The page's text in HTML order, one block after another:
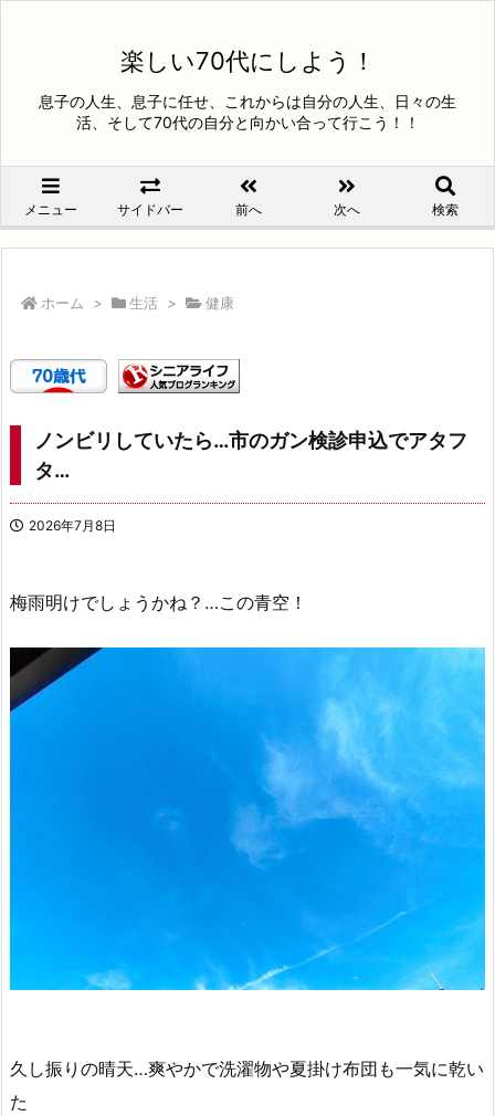
楽しい70代にしよう！
息子の人生、息子に任せ、これからは自分の人生、日々の生
活、そして70代の自分と向かい合って行こう！！
メニュー サイドバー 前へ 次へ 検索
ホーム > 生活 > 健康
ノンビリしていたら…市のガン検診申込でアタフ
タ…
2026年7月8日
梅雨明けでしょうかね？…この青空！
久し振りの晴天…爽やかで洗濯物や夏掛け布団も一気に乾い
た